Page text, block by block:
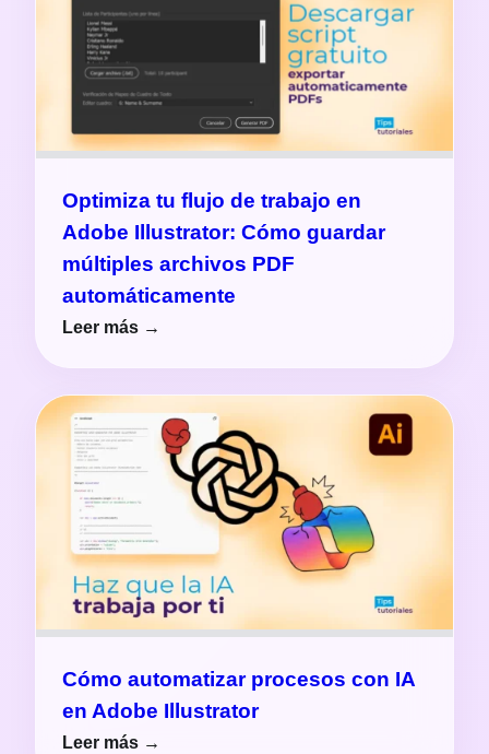
Optimiza tu flujo de trabajo en
Adobe Illustrator: Cómo guardar
múltiples archivos PDF
automáticamente
Leer más →
Cómo automatizar procesos con IA
en Adobe Illustrator
Leer más →